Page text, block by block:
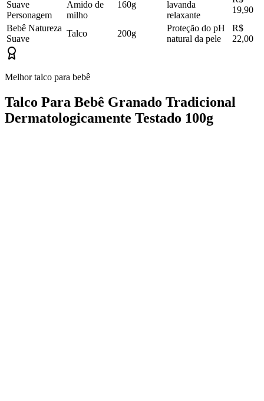
Suave
Personagem
Amido de
milho
160g
lavanda
relaxante
19,90
Bebê Natureza
Suave
Talco 200g
Proteção do pH
natural da pele
R$
22,00
Melhor talco para bebê
Talco Para Bebê Granado Tradicional
Dermatologicamente Testado 100g